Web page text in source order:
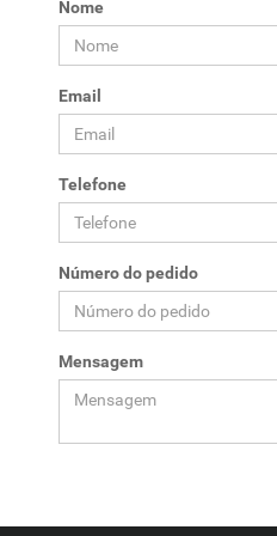
Nome
Email
Telefone
Número do pedido
Mensagem